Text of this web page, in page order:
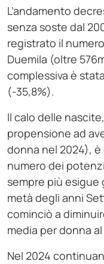
L’andamento
senza soste dal
registrato il
Duemila (oltre
complessiva è
(-35,8%).
Il calo delle
propensione ad
donna nel 2024),
numero dei
sempre più esigue
metà degli anni
cominciò a
media per donna al
Nel 2024